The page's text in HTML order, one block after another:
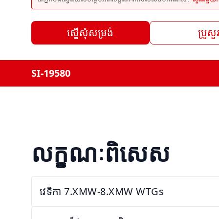
ស្នើសុំសម្រង់ ប្រូសួរ
SI-19580
លក្ខណៈពិសេស
វេទិកា 7.XMW-8.XMW WTGs